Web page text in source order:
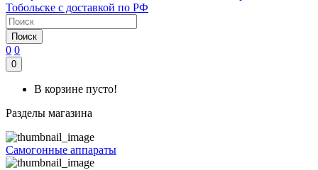
Поиск
0 0
0
В корзине пусто!
Разделы магазина
Самогонные аппараты